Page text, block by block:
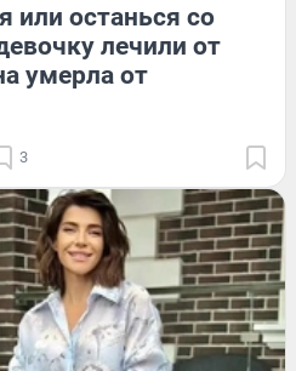
или останься со
лечили от
умерла от
3